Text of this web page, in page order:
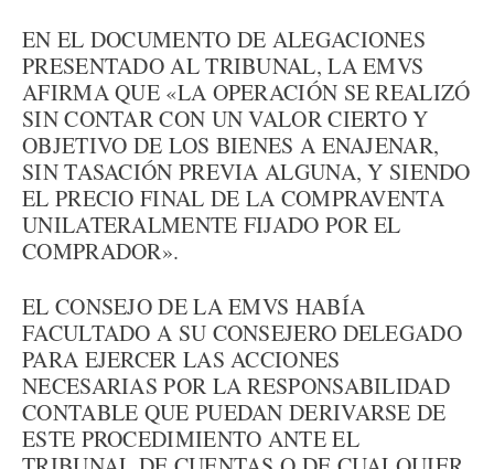
EN EL DOCUMENTO DE ALEGACIONES
PRESENTADO AL TRIBUNAL, LA EMVS
AFIRMA QUE «LA OPERACIÓN SE REALIZÓ
SIN CONTAR CON UN VALOR CIERTO Y
OBJETIVO DE LOS BIENES A ENAJENAR,
SIN TASACIÓN PREVIA ALGUNA, Y SIENDO
EL PRECIO FINAL DE LA COMPRAVENTA
UNILATERALMENTE FIJADO POR EL
COMPRADOR».
EL CONSEJO DE LA EMVS HABÍA
FACULTADO A SU CONSEJERO DELEGADO
PARA EJERCER LAS ACCIONES
NECESARIAS POR LA RESPONSABILIDAD
CONTABLE QUE PUEDAN DERIVARSE DE
ESTE PROCEDIMIENTO ANTE EL